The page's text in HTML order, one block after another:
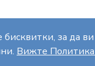
за да
Вижте